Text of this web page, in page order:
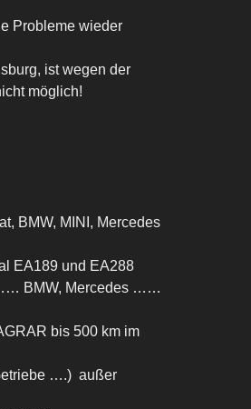
Probleme wieder
ist wegen der
möglich!
BMW, MINI, Mercedes
EA189 und EA288
…… BMW, Mercedes ……
bis 500 km im
….) außer